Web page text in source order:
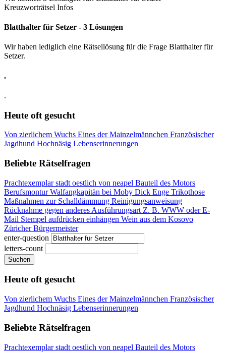
Kreuzworträtsel Infos
Blatthalter für Setzer - 3 Lösungen
Wir haben lediglich eine Rätsellösung für die Frage Blatthalter für
Setzer.
.
.
Heute oft gesucht
Von zierlichem Wuchs Eines der Mainzelmännchen Französischer
Jagdhund Hochnäsig Lebenserinnerungen
Beliebte Rätselfragen
Prachtexemplarstadt oestlich von neapel Bauteil des Motors
BerufsmonturWalfangkapitän bei Moby Dick Enge Trikothose
Maßnahmen zur Schalldämmung Reinigungsanweisung
Rücknahme gegen anderes Ausführungsart Z. B. WWW oder E-
Mail Stempel aufdrücken einhängen Wein aus dem Kosovo
Züricher Bürgermeister
enter-question
letters-count
Suchen
Heute oft gesucht
Von zierlichem Wuchs Eines der Mainzelmännchen Französischer
Jagdhund Hochnäsig Lebenserinnerungen
Beliebte Rätselfragen
Prachtexemplarstadt oestlich von neapel Bauteil des Motors